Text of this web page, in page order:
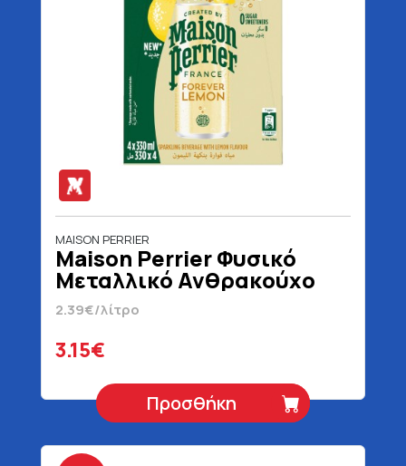
MAISON PERRIER
Maison Perrier Φυσικό
Μεταλλικό Ανθρακούχο
Νερό Forever Lemon 4 x
330 ml
2.39€/λίτρο
3.15€
Προσθήκη